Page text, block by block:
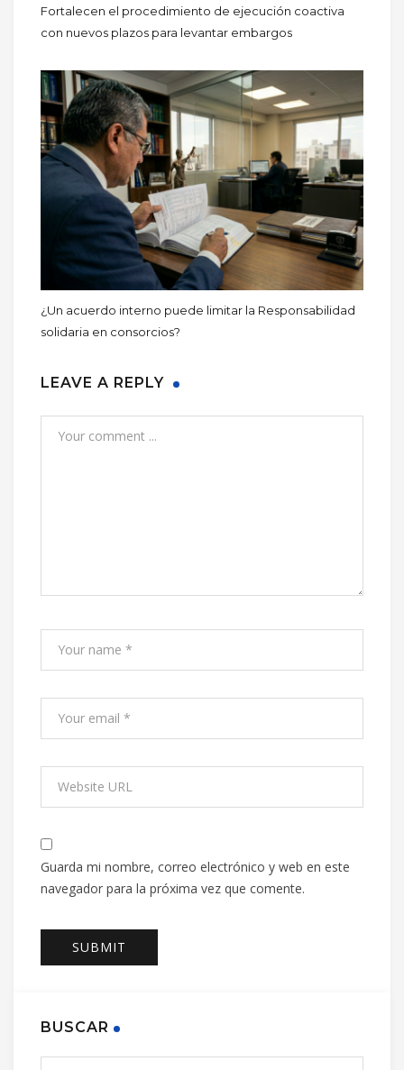
Fortalecen el procedimiento de ejecución coactiva
con nuevos plazos para levantar embargos
¿Un acuerdo interno puede limitar la Responsabilidad
solidaria en consorcios?
LEAVE A REPLY
Guarda mi nombre, correo electrónico y web en este
navegador para la próxima vez que comente.
BUSCAR